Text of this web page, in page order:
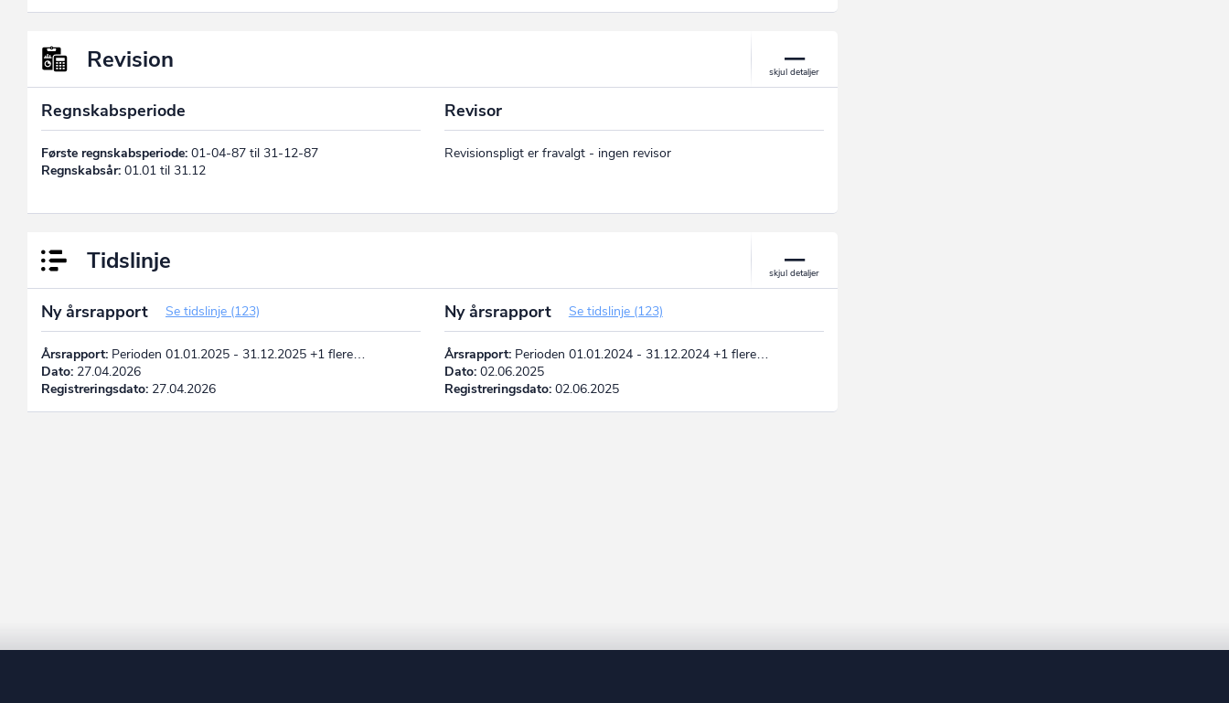
Revision
Regnskabsperiode
Første regnskabsperiode: 01-04-87 til 31-12-87
Regnskabsår: 01.01 til 31.12
Revisor
Revisionspligt er fravalgt - ingen revisor
Tidslinje
Ny årsrapport Se tidslinje (123)
Årsrapport: Perioden 01.01.2025 - 31.12.2025 +1 flere…
Dato: 27.04.2026
Registreringsdato: 27.04.2026
Ny årsrapport Se tidslinje (123)
Årsrapport:Perioden 01.01.2024 - 31.12.2024 +1 flere…
Dato:02.06.2025
Registreringsdato:02.06.2025